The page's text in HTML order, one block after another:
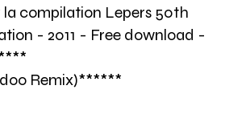
compilation Lepers 50th
- 2011 - Free download -
Remix)******